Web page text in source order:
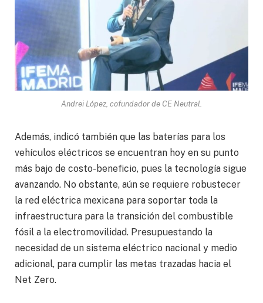
Andrei López, cofundador de CE Neutral.
Además, indicó también que las baterías para los
vehículos eléctricos se encuentran hoy en su punto
más bajo de costo-beneficio, pues la tecnología sigue
avanzando. No obstante, aún se requiere robustecer
la red eléctrica mexicana para soportar toda la
infraestructura para la transición del combustible
fósil a la electromovilidad. Presupuestando la
necesidad de un sistema eléctrico nacional y medio
adicional, para cumplir las metas trazadas hacia el
Net Zero.